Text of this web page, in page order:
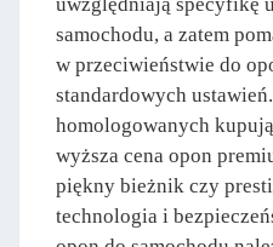
samochodu, a zatem
w przeciwieństwie do
standardowych
homologowanych
wyższa cena opon
piękny bieżnik czy
technologia i